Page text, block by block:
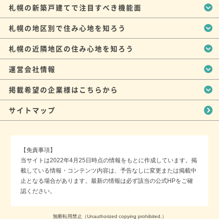
札幌の新築戸建てで注目すべき機能面
札幌の地区別で住み心地を知ろう
札幌の近隣地区の住み心地を知ろう
運営会社情報
掲載希望の企業様はこちらから
サイトマップ
【免責事項】
当サイトは2022年4月25日時点の情報をもとに作成しています。掲
載している情報・コンテンツ内容は、予告なしに変更または掲載中
止となる場合があります。最新の情報は必ず該当の公式HPをご確
認ください。
無断転用禁止（Unauthorized copying prohibited.）